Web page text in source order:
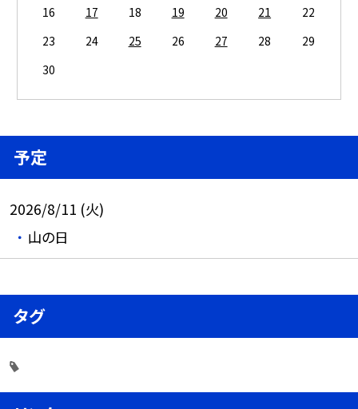
16
17 18 19 20 21
22
23
24 25 26 27 28
29
30
予定
2026/8/11 (火)
山の日
タグ